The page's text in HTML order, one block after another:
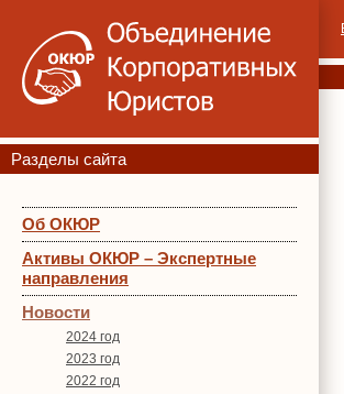
Разделы сайта
Об ОКЮР
Активы ОКЮР – Экспертные
направления
Новости
2024 год
2023 год
2022 год